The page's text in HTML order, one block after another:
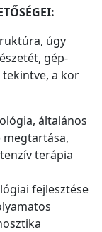
úgy
gép-
a kor
általános
megtartása,
terápia
fejlesztése